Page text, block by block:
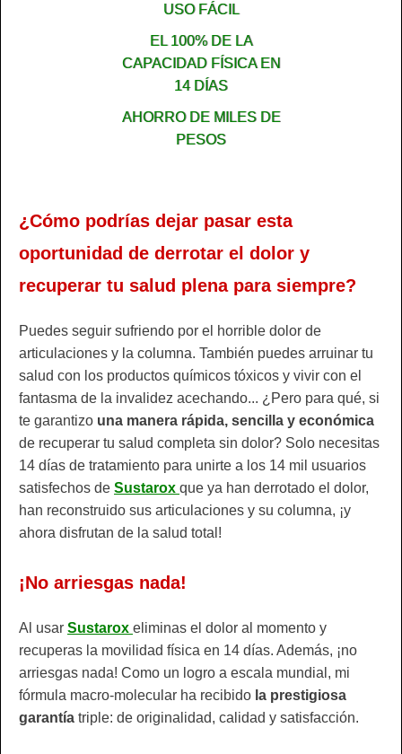
USO FÁCIL
EL 100% DE LA
CAPACIDAD FÍSICA EN
14 DÍAS
AHORRO DE MILES DE
PESOS
¿Cómo podrías dejar pasar esta
oportunidad de derrotar el dolor y
recuperar tu salud plena para siempre?
Puedes seguir sufriendo por el horrible dolor de
articulaciones y la columna. También puedes arruinar tu
salud con los productos químicos tóxicos y vivir con el
fantasma de la invalidez acechando... ¿Pero para qué, si
te garantizo una manera rápida, sencilla y económica
de recuperar tu salud completa sin dolor? Solo necesitas
14 días de tratamiento para unirte a los 14 mil usuarios
satisfechos de Sustarox que ya han derrotado el dolor,
han reconstruido sus articulaciones y su columna, ¡y
ahora disfrutan de la salud total!
¡No arriesgas nada!
Al usar Sustarox eliminas el dolor al momento y
recuperas la movilidad física en 14 días. Además, ¡no
arriesgas nada! Como un logro a escala mundial, mi
fórmula macro-molecular ha recibido la prestigiosa
garantía triple: de originalidad, calidad y satisfacción.